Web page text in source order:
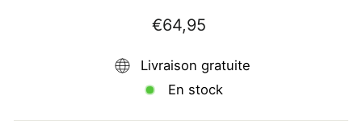
Prix
régulier
€64,95
Livraison gratuite
En stock